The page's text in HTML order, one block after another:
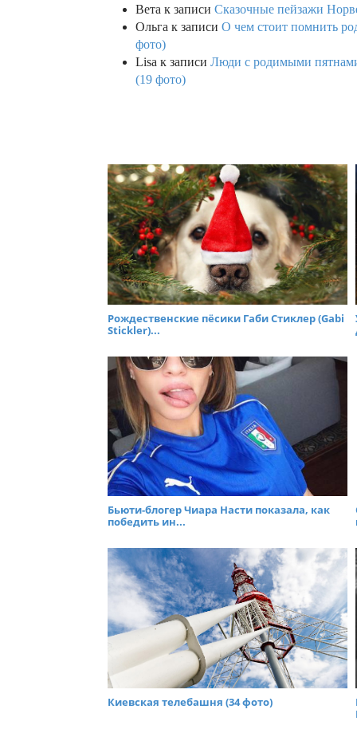
Вета к записи Сказочные пейзажи
Ольга к записи О чем стоит помнить
фото)
Lisa к записи Люди с родимыми
(19 фото)
Рождественские пёсики Габи Стиклер (Gabi
Stickler)...
Бьюти-блогер Чиара Насти показала, как
победить ин...
Киевская телебашня (34 фото)